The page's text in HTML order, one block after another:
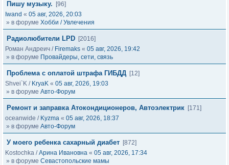
Пишу музыку.
[96]
Iwand « 05 авг, 2026, 20:03
» в форуме Хобби / Увлечения
Радиолюбители LPD [2016]
Роман Андреич / Firemaks « 05 авг, 2026, 19:42
» в форуме Провайдеры, сети, связь
Проблема с оплатой штрафа ГИБДД [12]
Shvei`K / KryaK « 05 авг, 2026, 19:03
» в форуме Авто-Форум
Ремонт и заправка Атокондиционеров, Автоэлектрик [171]
oceanwide / Kyzma « 05 авг, 2026, 18:37
» в форуме Авто-Форум
У моего ребенка сахарный диабет [872]
Kostochka /Арина Ивановна « 05 авг, 2026, 17:34
» в форуме Севастопольские мамы